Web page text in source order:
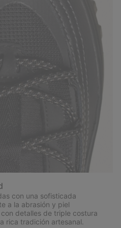
con una sofisticada
a la abrasión y piel
detalles de triple costura
rica tradición artesanal.